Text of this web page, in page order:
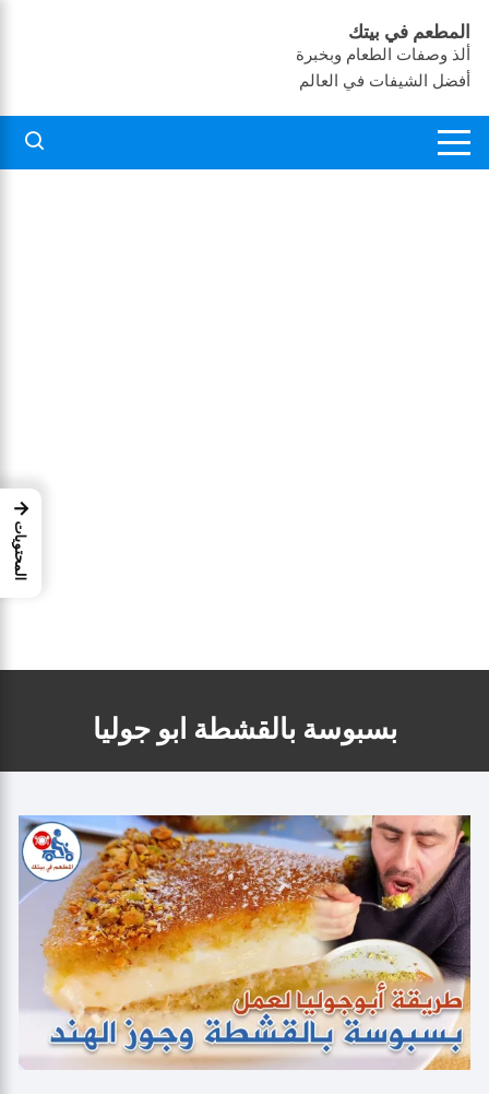
إلى
المحتوى
المطعم في بيتك
ألذ وصفات الطعام وبخبرة
أفضل الشيفات في العالم
بسبوسة بالقشطة ابو جوليا
→
المحتويات